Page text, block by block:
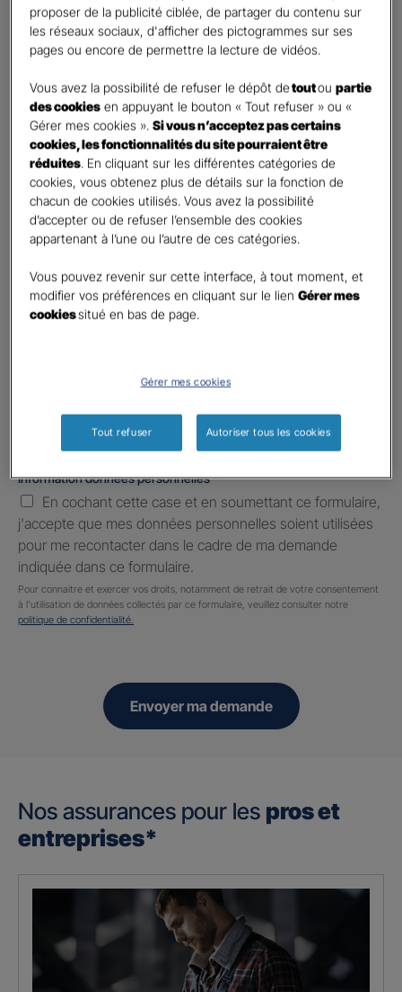
Oui
Non
Civilité *
Madame
Monsieur
Contact*
First Last
Téléphone*
United
States
+1
E-mail *
Informations complémentaires (facultatif)
Information données personnelles*
En cochant cette case et en soumettant ce formulaire,
j'accepte que mes données personnelles soient utilisées
pour me recontacter dans le cadre de ma demande
indiquée dans ce formulaire.
Pour connaitre et exercer vos droits, notamment de retrait de votre consentement
à l'utilisation de données collectés par ce formulaire, veuillez consulter notre
politique de confidentialité.
Envoyer ma demande
Nos assurances pour les pros et
entreprises*
proposer de la publicité ciblée, de partager du contenu sur
les réseaux sociaux, d'afficher des pictogrammes sur ses
pages ou encore de permettre la lecture de vidéos.
Vous avez la possibilité de refuser le dépôt detoutoupartie
des cookies en appuyant le bouton « Tout refuser » ou «
Gérer mes cookies ».Si vous n’acceptez pas certains
cookies, les fonctionnalités du site pourraient être
réduites. En cliquant sur les différentes catégories de
cookies, vous obtenez plus de détails sur la fonction de
chacun de cookies utilisés. Vous avez la possibilité
d’accepter ou de refuser l’ensemble des cookies
appartenant à l’une ou l’autre de ces catégories.
Vous pouvez revenir sur cette interface, à tout moment, et
modifier vos préférences en cliquant sur le lienGérer mes
cookiessitué en bas de page.
Gérer mes cookies
Tout refuser Autoriser tous les cookies